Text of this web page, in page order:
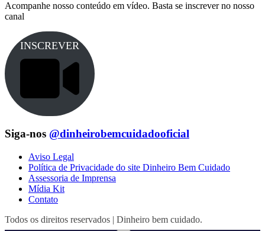
Acompanhe nosso conteúdo em vídeo. Basta se inscrever no nosso
canal
INSCREVER
Siga-nos @dinheirobemcuidadooficial
Aviso Legal
Política de Privacidade do site Dinheiro Bem Cuidado
Assessoria de Imprensa
Mídia Kit
Contato
Todos os direitos reservados | Dinheiro bem cuidado.